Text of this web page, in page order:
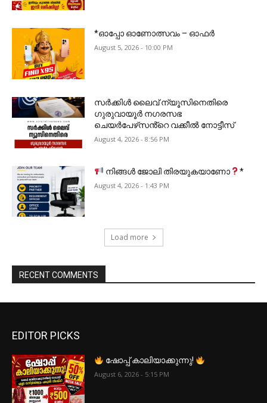
*ഓപ്പോ ഓണോത്സവം – ഓഫർ
August 5, 2026 - 10:00 PM
സർക്കിൾ ലൈവ് ന്യൂസിനെതിരെ
ഗുരുവായൂർ നഗരസഭ
ചെയർപേഴ്‌സൻ്റെ വക്കീൽ നോട്ടീസ്
August 4, 2026 - 8:56 PM
നിങ്ങൾ ജോലി തിരയുകയാണോ *
August 4, 2026 - 1:43 PM
Load more
RECENT COMMENTS
EDITOR PICKS
ഷോപ്പ് കാലിയാക്കുന്നു!
August 6, 2026 - 5:15 PM